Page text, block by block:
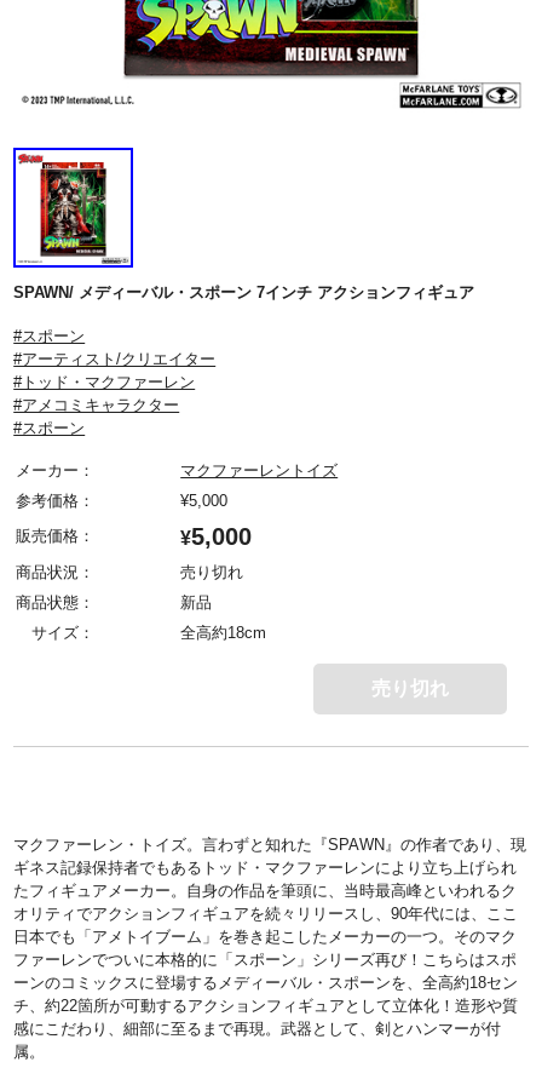
SPAWN/ メディーバル・スポーン 7インチ アクションフィギュア
#スポーン
#アーティスト/クリエイター
#トッド・マクファーレン
#アメコミキャラクター
#スポーン
メーカー：
マクファーレントイズ
参考価格：
¥5,000
販売価格：
¥5,000
商品状況：
売り切れ
商品状態：
新品
サイズ：
全高約18cm
売り切れ
マクファーレン・トイズ。言わずと知れた『SPAWN』の作者であり、現
ギネス記録保持者でもあるトッド・マクファーレンにより立ち上げられ
たフィギュアメーカー。自身の作品を筆頭に、当時最高峰といわれるク
オリティでアクションフィギュアを続々リリースし、90年代には、ここ
日本でも「アメトイブーム」を巻き起こしたメーカーの一つ。そのマク
ファーレンでついに本格的に「スポーン」シリーズ再び！こちらはスポ
ーンのコミックスに登場するメディーバル・スポーンを、全高約18セン
チ、約22箇所が可動するアクションフィギュアとして立体化！造形や質
感にこだわり、細部に至るまで再現。武器として、剣とハンマーが付
属。